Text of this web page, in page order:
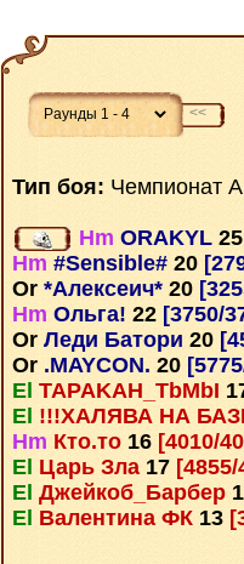
<<
Тип боя: Чемпионат
Hm ORAKYL 25
Hm #Sensible# 20
Or *Алексеич* 20
Hm Ольга! 22 [3750/
Or Леди Батори 20
Or .MAYCON. 20
El TAPAKAH_TbMbI
El !!!ХАЛЯВА НА
Hm Кто.то 16 [4010/
El Царь Зла 17 [4855/
El Джейкоб_Барбер
El Валентина ФК 13